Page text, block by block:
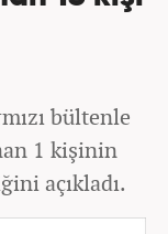
bültenle
1 kişinin
açıkladı.